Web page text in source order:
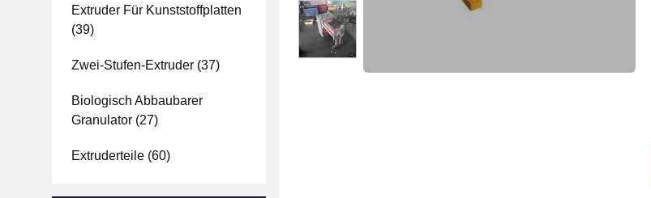
Extruder Für Kunststoffplatten
(39)
Zwei-Stufen-Extruder (37)
Biologisch Abbaubarer
Granulator (27)
Extruderteile (60)